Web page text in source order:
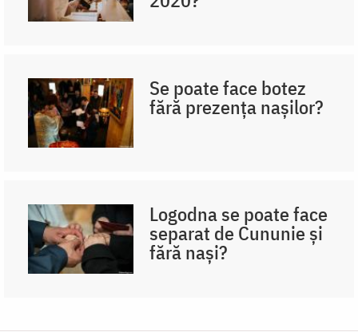
Se poate face botez
fără prezența nașilor?
Logodna se poate face
separat de Cununie și
fără nași?